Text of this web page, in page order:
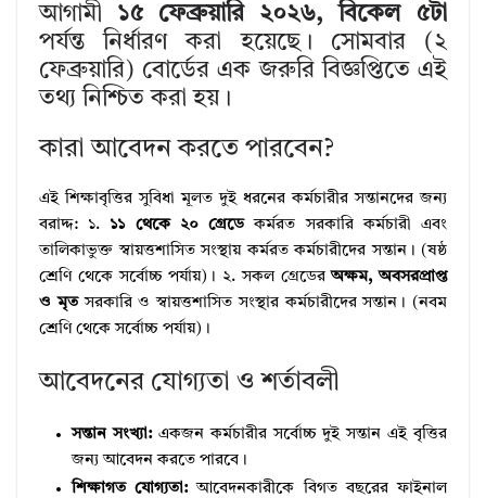
আগামী ১৫ ফেব্রুয়ারি ২০২৬, বিকেল ৫টা
পর্যন্ত নির্ধারণ করা হয়েছে। সোমবার (২
ফেব্রুয়ারি) বোর্ডের এক জরুরি বিজ্ঞপ্তিতে এই
তথ্য নিশ্চিত করা হয়।
কারা আবেদন করতে পারবেন?
এই শিক্ষাবৃত্তির সুবিধা মূলত দুই ধরনের কর্মচারীর সন্তানদের জন্য
বরাদ্দ: ১. ১১ থেকে ২০ গ্রেডেকর্মরত সরকারি কর্মচারী এবং
তালিকাভুক্ত স্বায়ত্তশাসিত সংস্থায় কর্মরত কর্মচারীদের সন্তান। (ষষ্ঠ
শ্রেণি থেকে সর্বোচ্চ পর্যায়)। ২. সকল গ্রেডেরঅক্ষম, অবসরপ্রাপ্ত
ও মৃতসরকারি ও স্বায়ত্তশাসিত সংস্থার কর্মচারীদের সন্তান। (নবম
শ্রেণি থেকে সর্বোচ্চ পর্যায়)।
আবেদনের যোগ্যতা ও শর্তাবলী
সন্তান সংখ্যা:একজন কর্মচারীর সর্বোচ্চ দুই সন্তান এই বৃত্তির
জন্য আবেদন করতে পারবে।
শিক্ষাগত যোগ্যতা:আবেদনকারীকে বিগত বছরের ফাইনাল